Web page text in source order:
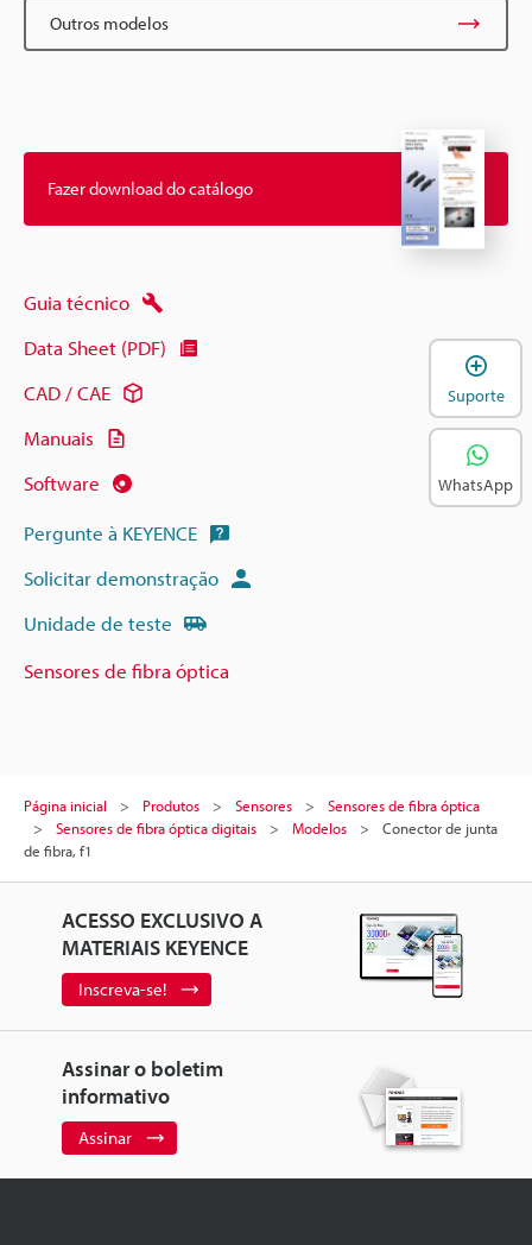
Outros modelos
Fazer download do catálogo
Guia técnico
Data Sheet (PDF)
CAD / CAE
Manuais
Software
Pergunte à KEYENCE
Solicitar demonstração
Unidade de teste
Sensores de fibra óptica
Página inicial Produtos Sensores
Sensores de fibra óptica
Sensores de fibra óptica digitais
Modelos
Conector de junta
de fibra, f1
ACESSO EXCLUSIVO A
MATERIAIS KEYENCE
Inscreva-se!
Assinar o boletim
informativo
Assinar
Suporte
WhatsApp